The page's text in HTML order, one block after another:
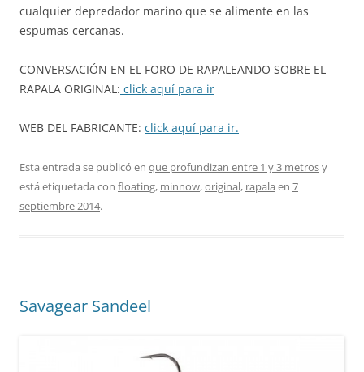
cualquier depredador marino que se alimente en las
espumas cercanas.
CONVERSACIÓN EN EL FORO DE RAPALEANDO SOBRE EL
RAPALA ORIGINAL: click aquí para ir
WEB DEL FABRICANTE: click aquí para ir.
Esta entrada se publicó en que profundizan entre 1 y 3 metrosy
está etiquetada con floating, minnow,original, rapala en 7
septiembre 2014.
Savagear Sandeel